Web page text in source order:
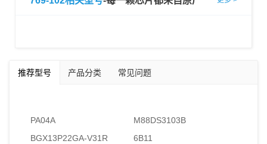
推荐型号 产品分类 常见问题
PA04A
M88DS3103B
BGX13P22GA-V31R
6B11